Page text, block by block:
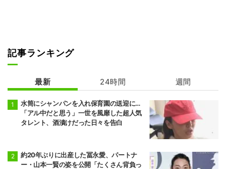
記事ランキング
最新 24時間 週間
水筒にシャンパンを入れ保育園の送迎に…
「アル中だと思う」一世を風靡した超人気
タレント、酒漬けだった日々を告白
約20年ぶりに出産した冨永愛、パートナ
ー・山本一賢の姿を公開「たくさん背負っ